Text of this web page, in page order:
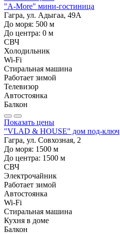
"A-More" мини-гостиница
Гагра, ул. Адыгаа, 49А
До моря: 500 м
До центра: 0 м
СВЧ
Холодильник
Wi-Fi
Стиральная машина
Работает зимой
Телевизор
Автостоянка
Балкон
Показать цены
"VLAD & HOUSE" дом под-ключ
Гагра, ул. Совхозная, 2
До моря: 1500 м
До центра: 1500 м
СВЧ
Электрочайник
Работает зимой
Автостоянка
Wi-Fi
Стиральная машина
Кухня в доме
Балкон